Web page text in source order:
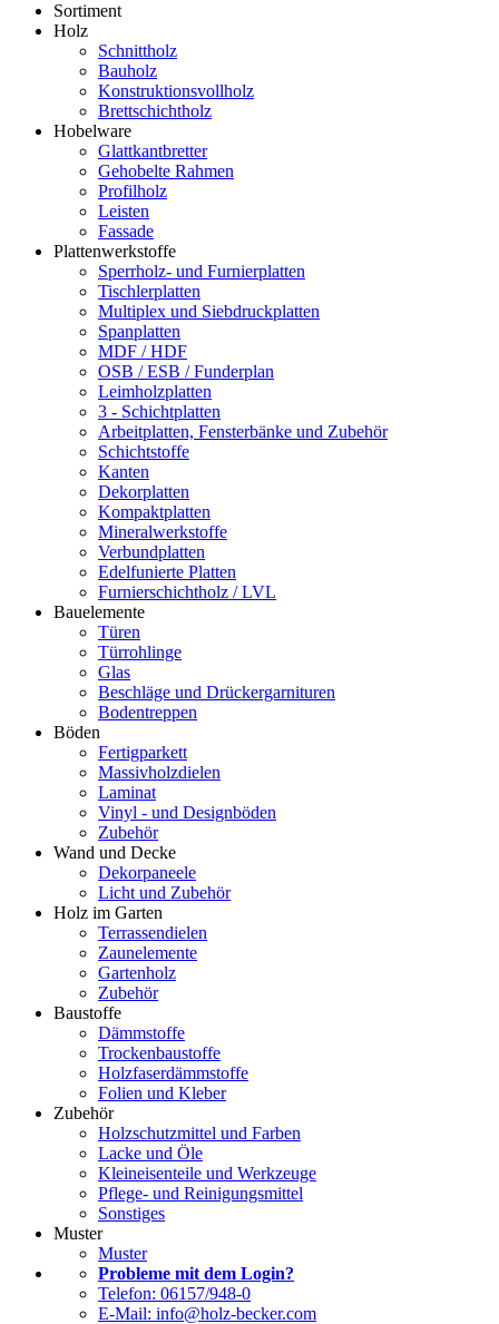
Sortiment
Holz
Schnittholz
Bauholz
Konstruktionsvollholz
Brettschichtholz
Hobelware
Glattkantbretter
Gehobelte Rahmen
Profilholz
Leisten
Fassade
Plattenwerkstoffe
Sperrholz- und Furnierplatten
Tischlerplatten
Multiplex und Siebdruckplatten
Spanplatten
MDF / HDF
OSB / ESB / Funderplan
Leimholzplatten
3 - Schichtplatten
Arbeitplatten, Fensterbänke und Zubehör
Schichtstoffe
Kanten
Dekorplatten
Kompaktplatten
Mineralwerkstoffe
Verbundplatten
Edelfunierte Platten
Furnierschichtholz / LVL
Bauelemente
Türen
Türrohlinge
Glas
Beschläge und Drückergarnituren
Bodentreppen
Böden
Fertigparkett
Massivholzdielen
Laminat
Vinyl - und Designböden
Zubehör
Wand und Decke
Dekorpaneele
Licht und Zubehör
Holz im Garten
Terrassendielen
Zaunelemente
Gartenholz
Zubehör
Baustoffe
Dämmstoffe
Trockenbaustoffe
Holzfaserdämmstoffe
Folien und Kleber
Zubehör
Holzschutzmittel und Farben
Lacke und Öle
Kleineisenteile und Werkzeuge
Pflege- und Reinigungsmittel
Sonstiges
Muster
Muster
Probleme mit dem Login?
Telefon: 06157/948-0
E-Mail: info@holz-becker.com